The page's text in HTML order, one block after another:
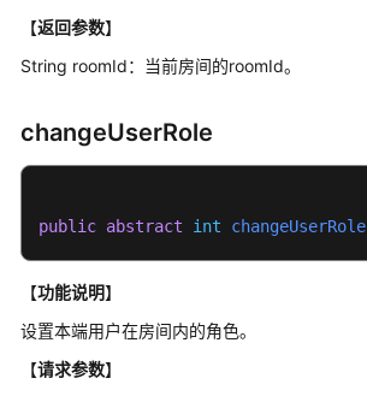
调
口
总
初
【返回参数】
String roomId：当前房间的roomId。
changeUserRole
public abstract int changeUserRole
【功能说明】
设置本端用户在房间内的角色。
【请求参数】